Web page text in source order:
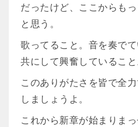
だったけど、ここからも
と思う。
歌ってること。音を奏で
共にして興奮していること
このありがたさを皆で全
しましょうよ。
これから新章が始まりまっ